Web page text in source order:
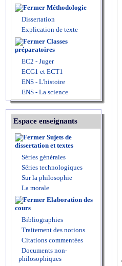
Méthodologie
Dissertation
Explication de texte
Classes
préparatoires
EC2 - Juger
ECG1 et ECT1
ENS - L'histoire
ENS - La science
Espace enseignants
Sujets de
dissertation et textes
Séries générales
Séries technologiques
Sur la philosophie
La morale
Elaboration des
cours
Bibliographies
Traitement des notions
Citations commentées
Documents non-
philosophiques